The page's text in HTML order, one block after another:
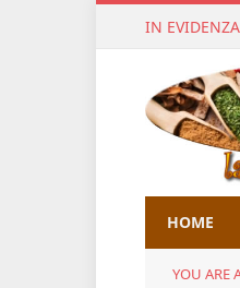
IN EVIDENZA
HOME
YOU ARE